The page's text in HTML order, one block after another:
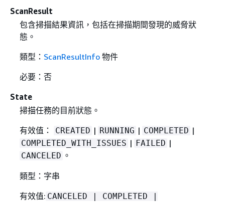
ScanResult
包含掃描結果資訊，包括在掃描期間發現的威脅狀
態。
類型： ScanResultInfo物件
必要：否
State
掃描任務的目前狀態。
有效值：
CREATED | RUNNING | COMPLETED |
COMPLETED_WITH_ISSUES | FAILED |
CANCELED 。
類型：字串
有效值: CANCELED | COMPLETED |